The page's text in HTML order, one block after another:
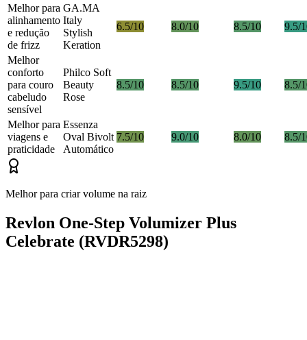
Melhor para
alinhamento
e redução
de frizz
GA.MA
Italy
Stylish
Keration
6.5/10 8.0/10 8.5/10 9.5/
Melhor
conforto
para couro
cabeludo
sensível
Philco Soft
Beauty
Rose
8.5/10 8.5/10 9.5/10 8.5/
Melhor para
viagens e
praticidade
Essenza
Oval Bivolt
Automático
7.5/10 9.0/10 8.0/10 8.5/
Melhor para criar volume na raiz
Revlon One-Step Volumizer Plus
Celebrate (RVDR5298)